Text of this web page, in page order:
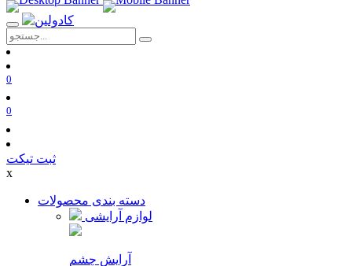
0
0
ثبت تیکت
x
دسته بندی محصولات
لوازم آرایشی
آرایش چشم